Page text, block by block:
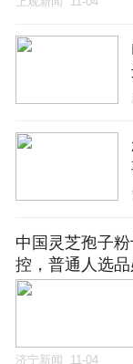
中国灵芝孢子
控，普通人选
济宁新闻 11-04